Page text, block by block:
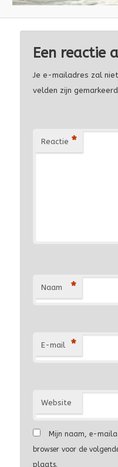
Een reactie
Je e-mailadres zal
velden zijn
Reactie *
Naam *
E-mail *
Website
Mijn naam, e-
browser voor de
plaats.